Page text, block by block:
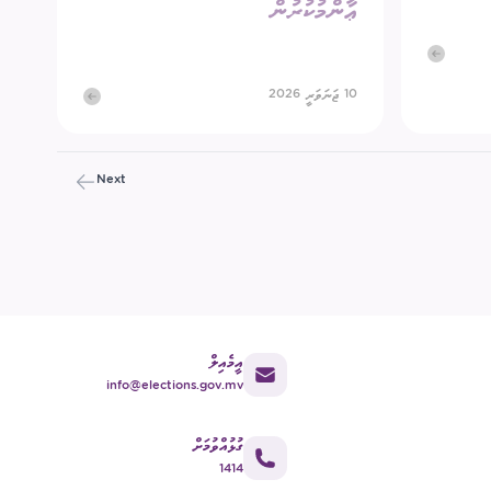
ޢާންމުކުރުން
10 ޖަނަވަރީ 2026
Next
އީމެއިލް
info@elections.gov.mv
ގުޅުއްވުމަށް
1414